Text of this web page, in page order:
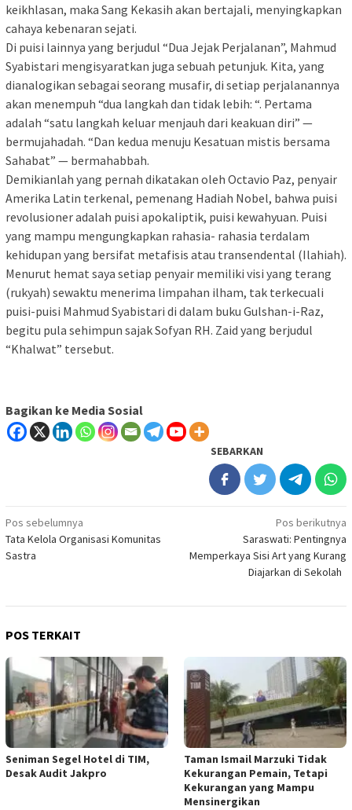
keikhlasan, maka Sang Kekasih akan bertajali, menyingkapkan
cahaya kebenaran sejati.
Di puisi lainnya yang berjudul “Dua Jejak Perjalanan”, Mahmud
Syabistari mengisyaratkan juga sebuah petunjuk. Kita, yang
dianalogikan sebagai seorang musafir, di setiap perjalanannya
akan menempuh “dua langkah dan tidak lebih: “. Pertama
adalah “satu langkah keluar menjauh dari keakuan diri” —
bermujahadah. “Dan kedua menuju Kesatuan mistis bersama
Sahabat” — bermahabbah.
Demikianlah yang pernah dikatakan oleh Octavio Paz, penyair
Amerika Latin terkenal, pemenang Hadiah Nobel, bahwa puisi
revolusioner adalah puisi apokaliptik, puisi kewahyuan. Puisi
yang mampu mengungkapkan rahasia- rahasia terdalam
kehidupan yang bersifat metafisis atau transendental (Ilahiah).
Menurut hemat saya setiap penyair memiliki visi yang terang
(rukyah) sewaktu menerima limpahan ilham, tak terkecuali
puisi-puisi Mahmud Syabistari di dalam buku Gulshan-i-Raz,
begitu pula sehimpun sajak Sofyan RH. Zaid yang berjudul
“Khalwat” tersebut.
Bagikan ke Media Sosial
SEBARKAN
Navigasi
pos
Pos sebelumnya
Tata Kelola Organisasi Komunitas
Sastra
Pos berikutnya
Saraswati: Pentingnya
Memperkaya Sisi Art yang Kurang
Diajarkan di Sekolah
POS TERKAIT
Seniman Segel Hotel di TIM,
Desak Audit Jakpro
Taman Ismail Marzuki Tidak
Kekurangan Pemain, Tetapi
Kekurangan yang Mampu
Mensinergikan